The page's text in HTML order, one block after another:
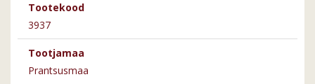
Tootekood
3937
Tootjamaa
Prantsusmaa